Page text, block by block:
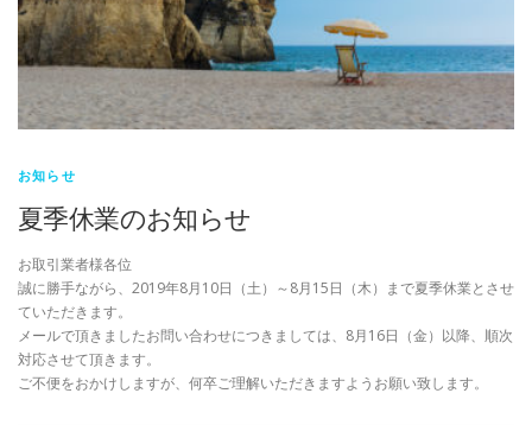
お知らせ
夏季休業のお知らせ
お取引業者様各位
誠に勝手ながら、2019年8月10日（土）～8月15日（木）まで夏季休業とさせ
ていただきます。
メールで頂きましたお問い合わせにつきましては、8月16日（金）以降、順次
対応させて頂きます。
ご不便をおかけしますが、何卒ご理解いただきますようお願い致します。